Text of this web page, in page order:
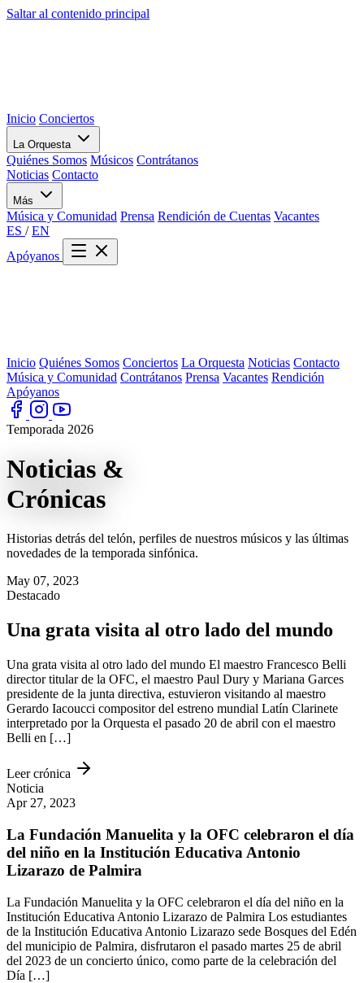
Saltar al contenido principal
Inicio Conciertos
La Orquesta
Quiénes Somos Músicos Contrátanos
Noticias Contacto
Más
Música y Comunidad Prensa Rendición de Cuentas Vacantes
ES / EN
Apóyanos
Inicio Quiénes Somos Conciertos La Orquesta Noticias Contacto
Música y Comunidad Contrátanos Prensa Vacantes Rendición
Apóyanos
Temporada 2026
Noticias &
Crónicas
Historias detrás del telón, perfiles de nuestros músicos y las últimas
novedades de la temporada sinfónica.
May 07, 2023
Destacado
Una grata visita al otro lado del mundo
Una grata visita al otro lado del mundo El maestro Francesco Belli
director titular de la OFC, el maestro Paul Dury y Mariana Garces
presidente de la junta directiva, estuvieron visitando al maestro
Gerardo Iacoucci compositor del estreno mundial Latín Clarinete
interpretado por la Orquesta el pasado 20 de abril con el maestro
Belli en […]
Leer crónica
Noticia
Apr 27, 2023
La Fundación Manuelita y la OFC celebraron el día
del niño en la Institución Educativa Antonio
Lizarazo de Palmira
La Fundación Manuelita y la OFC celebraron el día del niño en la
Institución Educativa Antonio Lizarazo de Palmira Los estudiantes
de la Institución Educativa Antonio Lizarazo sede Bosques del Edén
del municipio de Palmira, disfrutaron el pasado martes 25 de abril
del 2023 de un concierto único, como parte de la celebración del
Día […]